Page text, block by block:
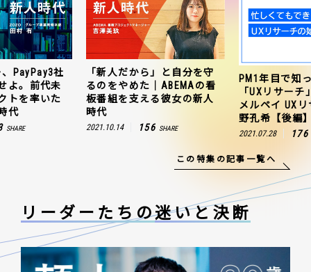
PayPay3社
よ。前代未
トを率いた
代
SHARE
「新人だから」と自分を守
るのをやめた｜ABEMAの看
板番組を支える彼女の新人
時代
2021.10.14 156 SHARE
PM1年目で知
「UXリサー
メルペイ UX
野孔希【後編
2021.07.28 176
この特集の記事一覧へ
リーダーたちの迷いと決断